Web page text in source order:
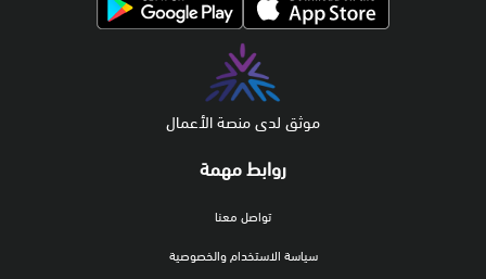
روابط مهمة
تواصل معنا
سياسة الاستخدام والخصوصية
موثق لدى منصة الأعمال